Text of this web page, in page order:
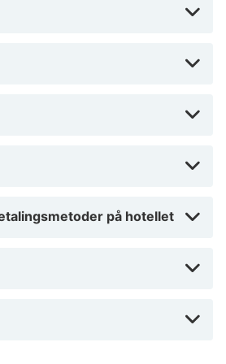
på hotellet